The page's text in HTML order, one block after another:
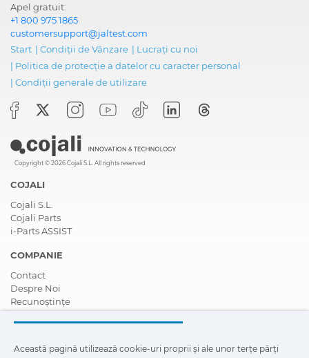
Apel gratuit:
+1 800 975 1865
customersupport@jaltest.com
Start | Condiții de Vânzare | Lucrați cu noi
| Politica de protecție a datelor cu caracter personal
| Condiții generale de utilizare
Copyright © 2026 Cojali S.L. All rights reserved
COJALI
Cojali S.L.
Cojali Parts
i-Parts ASSIST
COMPANIE
Contact
Despre Noi
Recunoștințe
Certificări
Responsabilitate Socială Corporativă
Știri
Această pagină utilizează cookie-uri proprii și ale unor terțe părți